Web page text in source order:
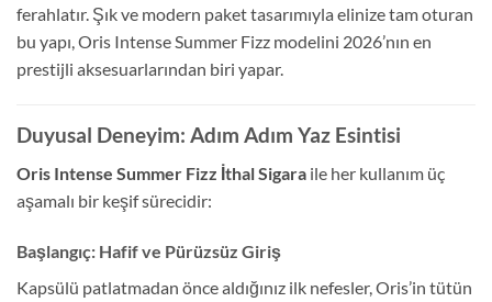
ferahlatır. Şık ve modern paket tasarımıyla elinize tam oturan
bu yapı, Oris Intense Summer Fizz modelini 2026’nın en
prestijli aksesuarlarından biri yapar.
Duyusal Deneyim: Adım Adım Yaz Esintisi
Oris Intense Summer Fizz İthal Sigara ile her kullanım üç
aşamalı bir keşif sürecidir:
Başlangıç: Hafif ve Pürüzsüz Giriş
Kapsülü patlatmadan önce aldığınız ilk nefesler, Oris’in tütün